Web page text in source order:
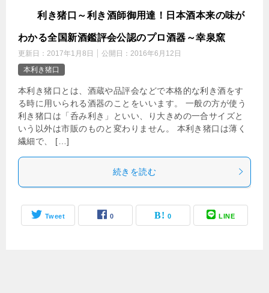
本利き猪口～利き酒師御用達！日本酒本来の味が
わかる全国新酒鑑評会公認のプロ酒器～幸泉窯
更新日： 2017年1月8日 公開日： 2016年6月12日
本利き猪口
本利き猪口とは、酒蔵や品評会などで本格的な利き酒をす
る時に用いられる酒器のことをいいます。 一般の方が使う
利き猪口は「呑み利き」といい、り大きめの一合サイズと
いう以外は市販のものと変わりません。 本利き猪口は薄く
繊細で、 […]
続きを読む
Tweet 0 0 LINE